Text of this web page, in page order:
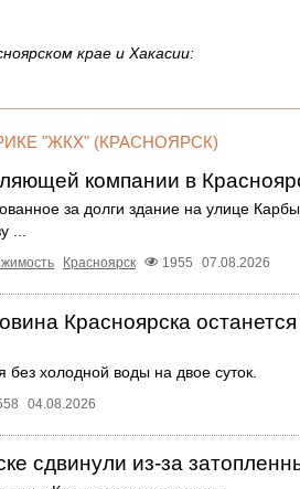
крае и Хакасии:
"ЖКХ" (КРАСНОЯРСК)
компании в
за долги здание на улице
...
Красноярск 1955 07.08.2026
Красноярска
холодной воды на двое суток.
04.08.2026
сдвинули из-за